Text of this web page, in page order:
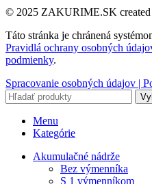
© 2025 ZAKURIME.SK
Táto stránka je chránená
Pravidlá ochrany osobných
podmienky.
Spracovanie osobných údajov |
Menu
Kategórie
Akumulačné nádrže
Bez výmenníka
S 1 výmenníkom